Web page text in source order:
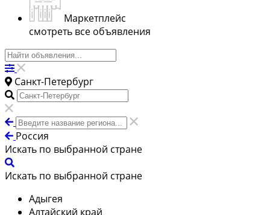
Маркетплейс
смотреть все объявления
Санкт-Петербург
Россия
Искать по выбранной стране
Искать по выбранной стране
Адыгея
Алтайский край